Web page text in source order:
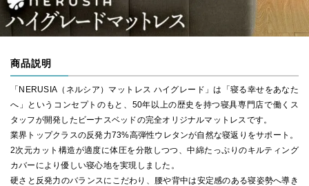
商品説明
「NERUSIA（ネルシア）マットレス ハイグレード」は「寝る幸せをあなた
へ」というコンセプトのもと、50年以上の歴史を持つ寝具専門店で働くス
タッフが開発したビーナスベッドの完全オリジナルマットレスです。
業界トップクラスの反発力73%高弾性ウレタンが自然な寝返りをサポート。
2次元カット構造が適度に体圧を分散しつつ、中綿たっぷりのキルティング
カバーにより優しい寝心地を実現しました。
硬さと反発力のバランスにこだわり、腰や背中は安定感のある寝姿勢へ導き